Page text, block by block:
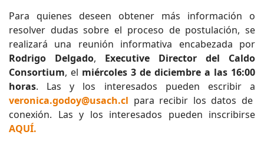
Para quienes deseen obtener más información o
resolver dudas sobre el proceso de postulación, se
realizará una reunión informativa encabezada por
Rodrigo Delgado, Executive Director del Caldo
Consortium, el miércoles 3 de diciembre a las 16:00
horas. Las y los interesados pueden escribir a
veronica.godoy@usach.cl para recibir los datos de
conexión. Las y los interesados pueden inscribirse
AQUÍ.